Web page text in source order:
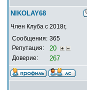
NIKOLAY68
Член Клуба с 2018г,
Сообщения: 365
Репутация:
20
Доверие: 267